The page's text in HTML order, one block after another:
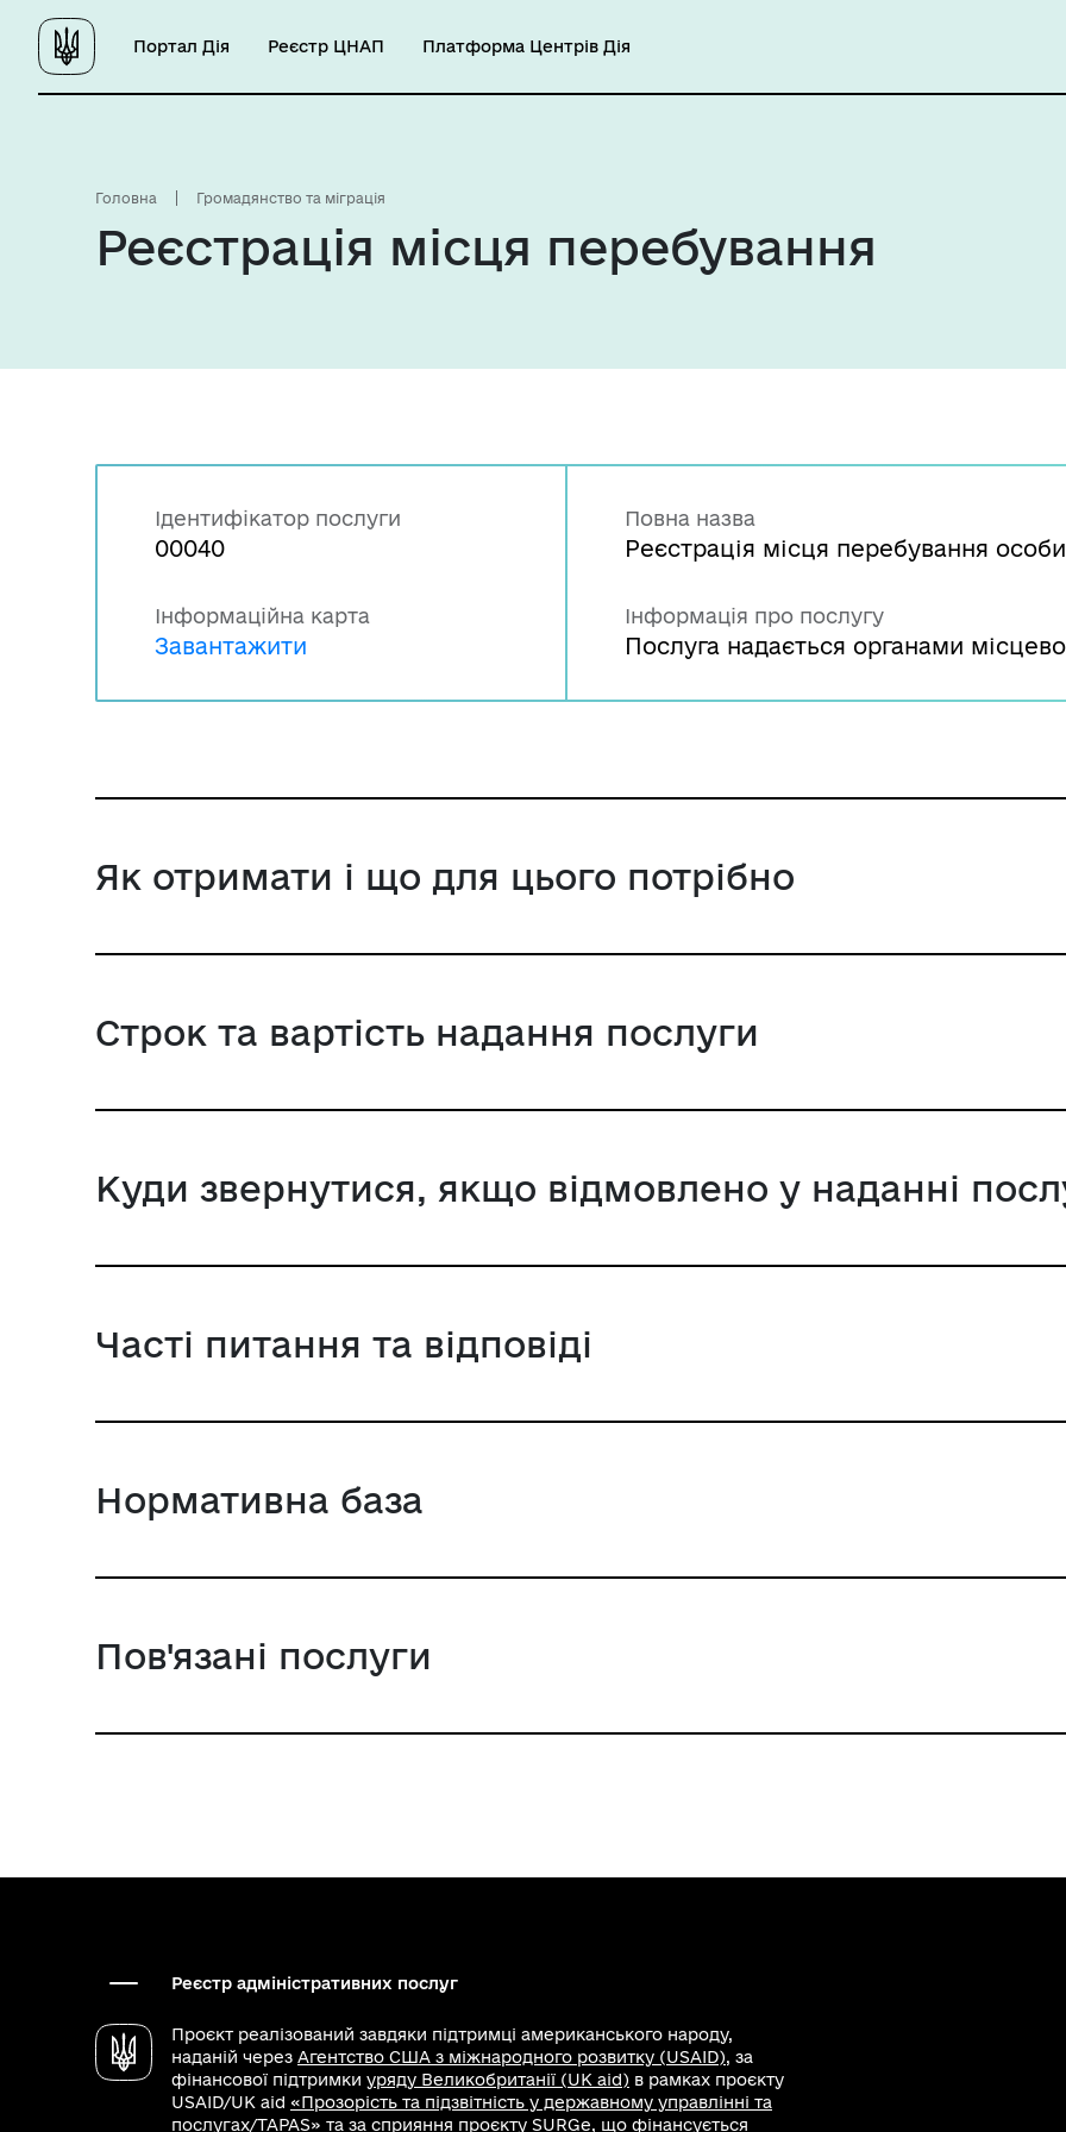
Портал Дія Реєстр ЦНАП Платформа Центрів Дія
Головна Громадянство та міграція
Реєстрація місця перебування
Ідентифікатор послуги
00040
Інформаційна карта
Завантажити
Повна назва
Реєстрація місця перебування особи
Інформація про послугу
Послуга надається органами
Як отримати і що для цього потрібно
Строк та вартість надання послуги
Куди звернутися, якщо відмовлено у наданні
Часті питання та відповіді
Нормативна база
Пов'язані послуги
Реєстр адміністративних послуг
Проєкт реалізований завдяки підтримці американського народу,
наданій через Агентство США з міжнародного розвитку (USAID), за
фінансової підтримки уряду Великобританії (UK aid) в рамках проєкту
USAID/UK aid «Прозорість та підзвітність у державному управлінні та
послугах/TAPAS» та за сприяння проєкту SURGe, що фінансується